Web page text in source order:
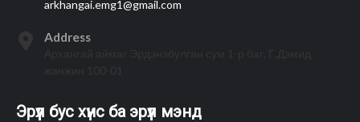
arkhangai.emg1@gmail.com
Address
Эрүүл бус хүнс ба эрүүл мэнд